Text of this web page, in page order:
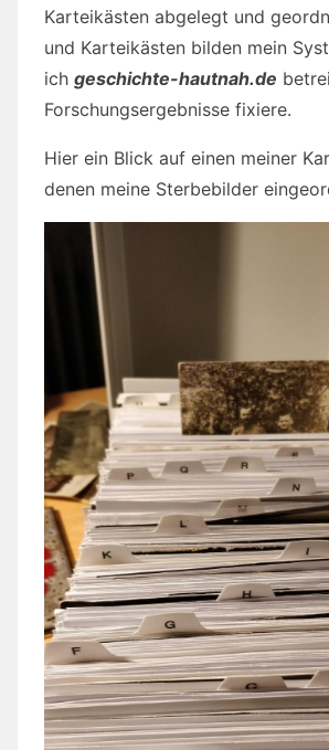
Karteikästen abgelegt und
und Karteikästen bilden mein
ich geschichte-hautnah.de
Forschungsergebnisse fixiere.
Hier ein Blick auf einen meiner
denen meine Sterbebilder